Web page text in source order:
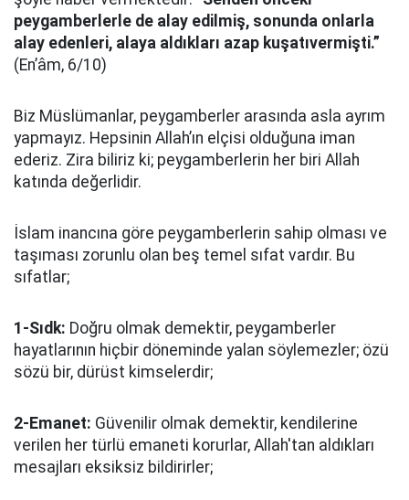
peygamberlerle de alay edilmiş, sonunda onlarla
alay edenleri, alaya aldıkları azap kuşatıvermişti.”
(En’âm, 6/10)
Biz Müslümanlar, peygamberler arasında asla ayrım
yapmayız. Hepsinin Allah’ın elçisi olduğuna iman
ederiz. Zira biliriz ki; peygamberlerin her biri Allah
katında değerlidir.
İslam inancına göre peygamberlerin sahip olması ve
taşıması zorunlu olan beş temel sıfat vardır. Bu
sıfatlar;
1-Sıdk: Doğru olmak demektir, peygamberler
hayatlarının hiçbir döneminde yalan söylemezler; özü
sözü bir, dürüst kimselerdir;
2-Emanet: Güvenilir olmak demektir, kendilerine
verilen her türlü emaneti korurlar, Allah'tan aldıkları
mesajları eksiksiz bildirirler;